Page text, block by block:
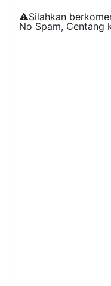
⚠️Silahkan
No Spam, Centang